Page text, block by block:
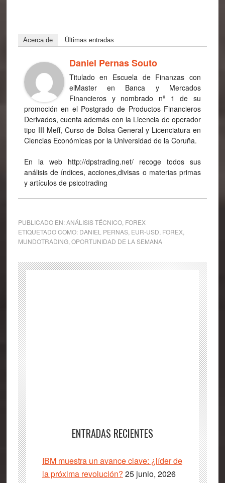
Acerca de Últimas entradas
Daniel Pernas Souto
Titulado en Escuela de Finanzas con
elMaster en Banca y Mercados
Financieros y nombrado nº 1 de su
promoción en el Postgrado de Productos Financieros
Derivados, cuenta además con la Licencia de operador
tipo III Meff, Curso de Bolsa General y Licenciatura en
Ciencias Económicas por la Universidad de la Coruña.
En la web http://dpstrading.net/ recoge todos sus
análisis de índices, acciones,divisas o materias primas
y artículos de psicotrading
PUBLICADO EN:ANÁLISIS TÉCNICO, FOREX
ETIQUETADO COMO: DANIEL PERNAS, EUR-USD FOREX,
MUNDOTRADING, OPORTUNIDAD DE LA SEMANA
ENTRADAS RECIENTES
IBM muestra un avance clave: ¿líder de
la próxima revolución? 25 junio, 2026